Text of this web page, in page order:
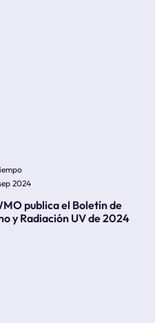
2024
publica el Boletín de
y Radiación UV de 2024